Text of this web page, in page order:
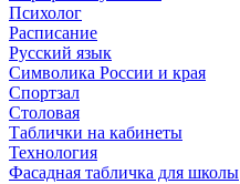
Психолог
Расписание
Русский язык
Символика России и края
Спортзал
Столовая
Таблички на кабинеты
Технология
Фасадная табличка для школы